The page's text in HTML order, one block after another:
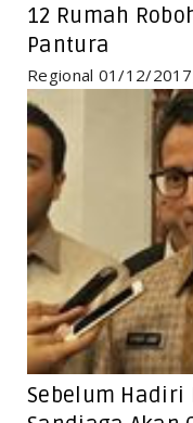
12 Rumah
Pantura
Regional 01/12/
Sebelum Hadiri